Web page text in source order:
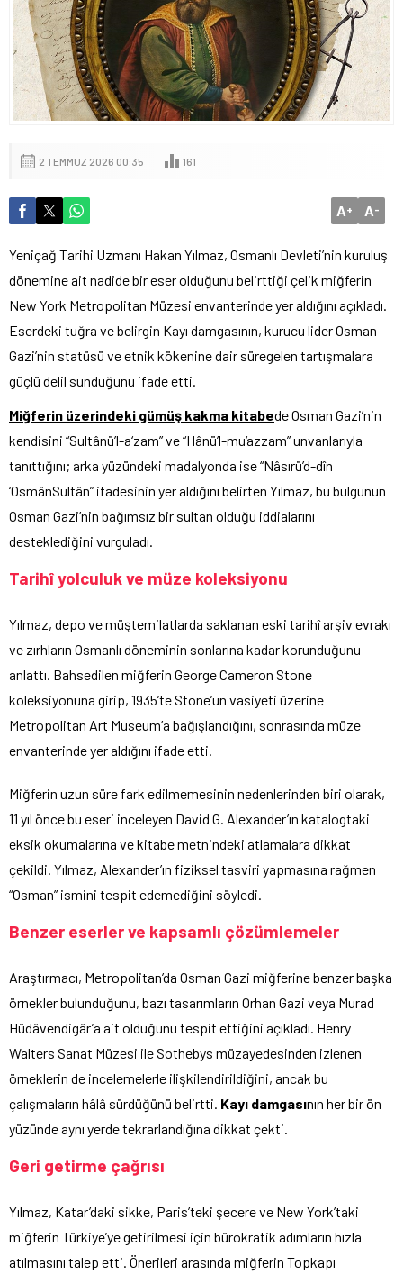
2 TEMMUZ 2026 00:35 161
A+ A-
Yeniçağ Tarihi Uzmanı Hakan Yılmaz, Osmanlı Devleti’nin kuruluş
dönemine ait nadide bir eser olduğunu belirttiği çelik miğferin
New York Metropolitan Müzesi envanterinde yer aldığını açıkladı.
Eserdeki tuğra ve belirgin Kayı damgasının, kurucu lider Osman
Gazi’nin statüsü ve etnik kökenine dair süregelen tartışmalara
güçlü delil sunduğunu ifade etti.
Miğferin üzerindeki gümüş kakma kitabede Osman Gazi’nin
kendisini “Sultânü’l-a‘zam” ve “Hânü’l-mu‘azzam” unvanlarıyla
tanıttığını; arka yüzündeki madalyonda ise “Nâsırü’d-dîn
‘OsmânSultân” ifadesinin yer aldığını belirten Yılmaz, bu bulgunun
Osman Gazi’nin bağımsız bir sultan olduğu iddialarını
desteklediğini vurguladı.
Tarihî yolculuk ve müze koleksiyonu
Yılmaz, depo ve müştemilatlarda saklanan eski tarihî arşiv evrakı
ve zırhların Osmanlı döneminin sonlarına kadar korunduğunu
anlattı. Bahsedilen miğferin George Cameron Stone
koleksiyonuna girip, 1935’te Stone’un vasiyeti üzerine
Metropolitan Art Museum’a bağışlandığını, sonrasında müze
envanterinde yer aldığını ifade etti.
Miğferin uzun süre fark edilmemesinin nedenlerinden biri olarak,
11 yıl önce bu eseri inceleyen David G. Alexander’ın katalogtaki
eksik okumalarına ve kitabe metnindeki atlamalara dikkat
çekildi. Yılmaz, Alexander’ın fiziksel tasviri yapmasına rağmen
“Osman” ismini tespit edemediğini söyledi.
Benzer eserler ve kapsamlı çözümlemeler
Araştırmacı, Metropolitan’da Osman Gazi miğferine benzer başka
örnekler bulunduğunu, bazı tasarımların Orhan Gazi veya Murad
Hüdâvendigâr’a ait olduğunu tespit ettiğini açıkladı. Henry
Walters Sanat Müzesi ile Sothebys müzayedesinden izlenen
örneklerin de incelemelerle ilişkilendirildiğini, ancak bu
çalışmaların hâlâ sürdüğünü belirtti. Kayı damgasının her bir ön
yüzünde aynı yerde tekrarlandığına dikkat çekti.
Geri getirme çağrısı
Yılmaz, Katar’daki sikke, Paris’teki şecere ve New York’taki
miğferin Türkiye’ye getirilmesi için bürokratik adımların hızla
atılmasını talep etti. Önerileri arasında miğferin Topkapı